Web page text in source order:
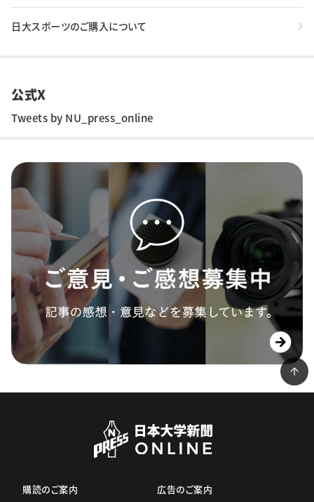
日大スポーツのご購入について
公式X
Tweets by NU_press_online
購読のご案内 広告のご案内